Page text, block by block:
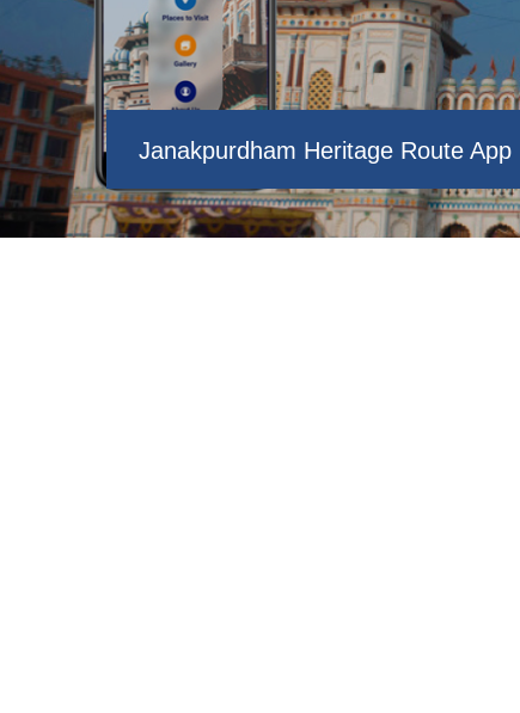
Janakpurdham Heritage Route App
बेलुकाको समयमा गंगा सागरको एक दृश्य
जानकी मन्दिर
धनुष सागरमा खेल्दै गरेका हाँसहरु